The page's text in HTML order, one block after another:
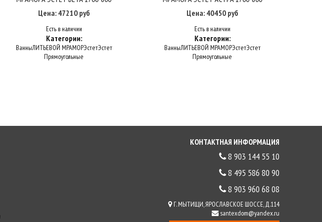
Цена: 47210 руб
Есть в наличии
Категории:
ВанныЛИТЬЕВОЙ МРАМОРЭстетЭстет
Прямоугольные
Цена: 40450 руб
Есть в наличии
Категории:
ВанныЛИТЬЕВОЙ МРАМОРЭстетЭстет
Прямоугольные
КОНТАКТНАЯ ИНФОРМАЦИЯ
8 903 144 55 10
8 495 586 80 90
8 903 960 68 08
Г. МЫТИЩИ, ЯРОСЛАВСКОЕ ШОССЕ, Д.114
santexdom@yandex.ru